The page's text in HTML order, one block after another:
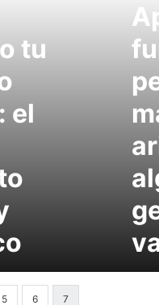
tu
el
5 6 7